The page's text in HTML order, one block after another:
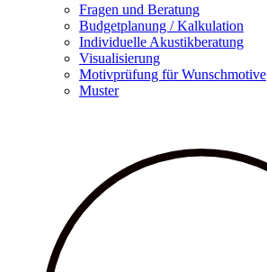
Fragen und Beratung
Budgetplanung / Kalkulation
Individuelle Akustikberatung
Visualisierung
Motivprüfung für Wunschmotive
Muster